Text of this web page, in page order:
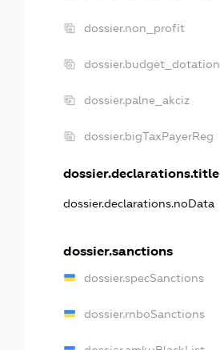
dossier.non_profit
dossier.budget_dotation
dossier.palne_akciz
dossier.bigTaxPayerReg
dossier.declarations.title
dossier.declarations.noData
dossier.sanctions
dossier.specSanctions
dossier.rnboSanctions